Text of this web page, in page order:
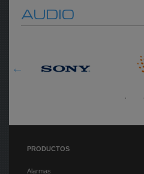
AUDIO
PRODUCTOS
Alarmas